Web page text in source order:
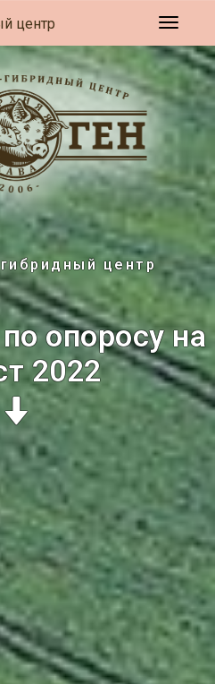
центр
центр
опоросу на
2022